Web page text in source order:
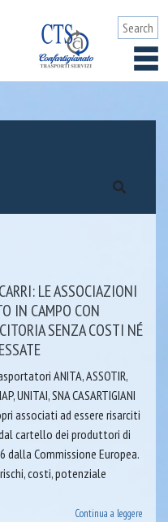
LE ASSOCIAZIONI
IN CAMPO CON
SENZA COSTI NÉ
ANITA, ASSOTIR,
UNITAI, SNA CASARTIGIANI
associati ad essere risarciti
cartello dei produttori di
Commissione Europea.
costi, potenziale
Continua a leggere